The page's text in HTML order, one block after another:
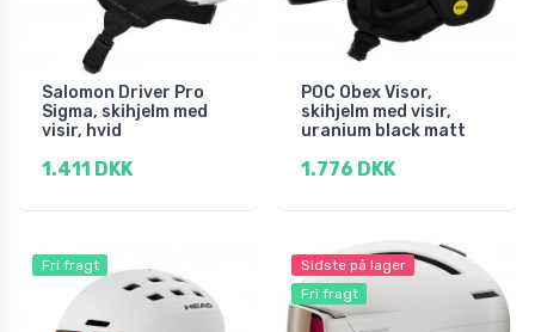
Salomon Driver Pro
Sigma, skihjelm med
visir, hvid
1.411 DKK
POC Obex Visor,
skihjelm med visir,
uranium black matt
1.776 DKK
Fri fragt
Sidste på lager
Fri fragt